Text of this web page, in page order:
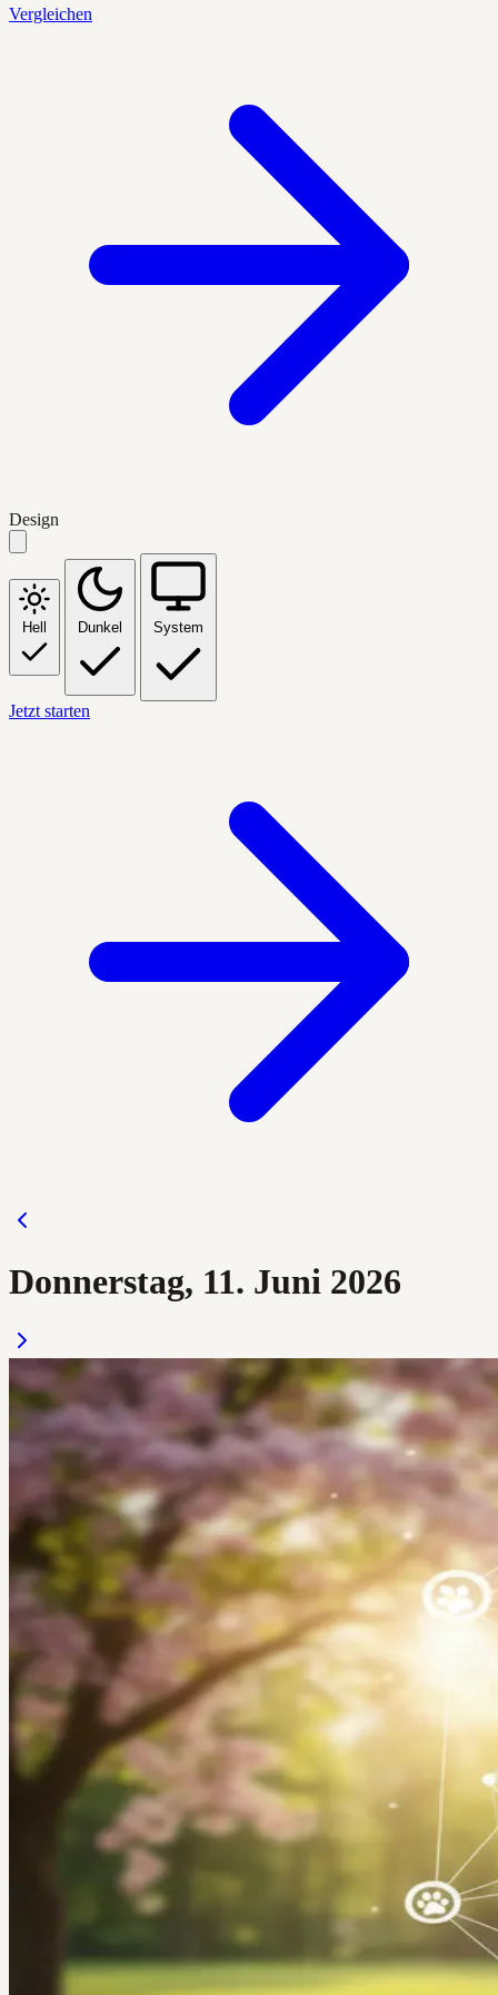
Vergleichen
Design
Hell Dunkel System
Jetzt starten
Donnerstag, 11. Juni 2026